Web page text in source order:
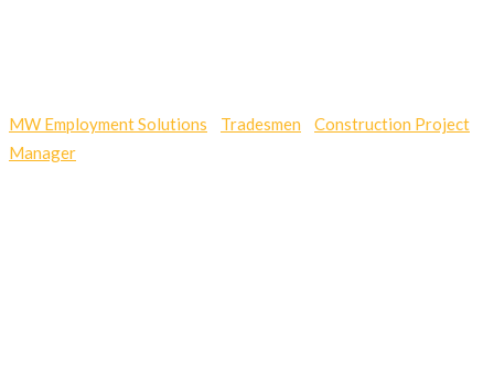
MW Employment Solutions Tradesmen
Construction Project
Manager